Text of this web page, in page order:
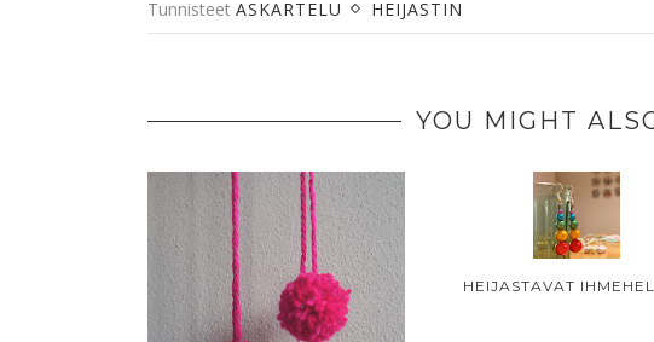
Tunnisteet ASKARTELU HEIJASTIN
YOU MIGHT
HEIJASTAVAT